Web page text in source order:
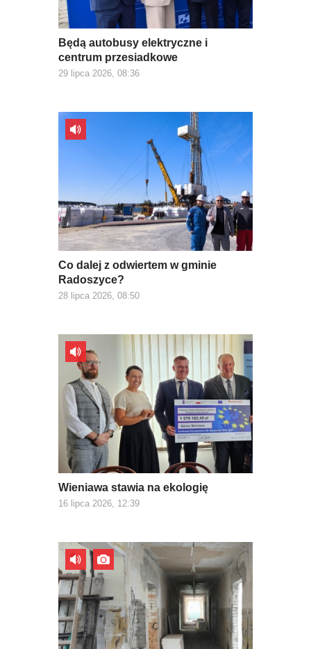
Będą autobusy elektryczne i
centrum przesiadkowe
29 lipca 2026, 08:36
Co dalej z odwiertem w gminie
Radoszyce?
28 lipca 2026, 08:50
Wieniawa stawia na ekologię
16 lipca 2026, 12:39